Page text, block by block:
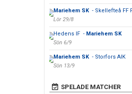
Mariehem SK - Skellefteå FF
Lör 29/8
Hedens IF - Mariehem SK
Sön 6/9
Mariehem SK - Storfors AIK
Sön 13/9
SPELADE MATCHER